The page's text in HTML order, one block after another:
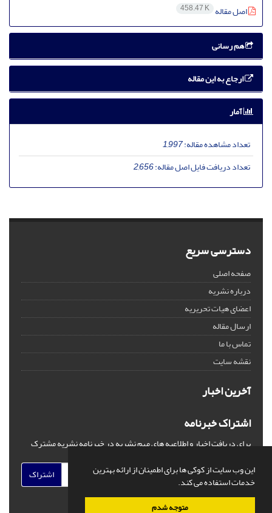
این وب سایت از کوکی ها برای اطمینان از ارائه بهترین
خدمات استفاده می کند.
متوجه شدم
اصل مقاله 458.47 K
هم رسانی
ارجاع به این مقاله
آمار
تعداد مشاهده مقاله:1,997
تعداد دریافت فایل اصل مقاله:2,656
دسترسی سریع
صفحه اصلی
درباره نشریه
اعضای هیات تحریریه
ارسال مقاله
تماس با ما
نقشه سایت
آخرین اخبار
اشتراک خبرنامه
برای دریافت اخبار و اطلاعیه های مهم نشریه در خبرنامه نشریه مشترک
اشتراک